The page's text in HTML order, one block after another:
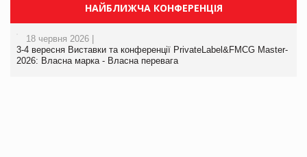
НАЙБЛИЖЧА КОНФЕРЕНЦІЯ
18 червня 2026 |
3-4 вересня Виставки та конференції PrivateLabel&FMCG Master-
2026: Власна марка - Власна перевага